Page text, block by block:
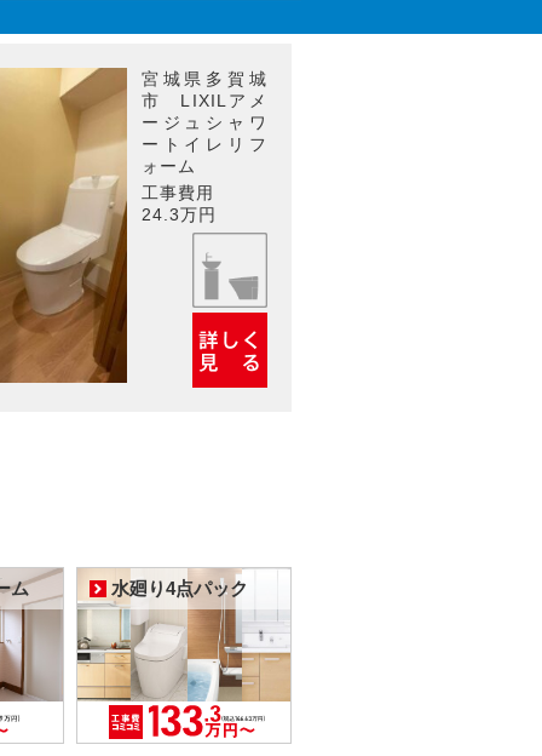
宮城県多賀城
市 LIXILアメ
ージュシャワ
ートイレリフ
ォーム
工事費用
24.3万円
ム 水廻り4点パック